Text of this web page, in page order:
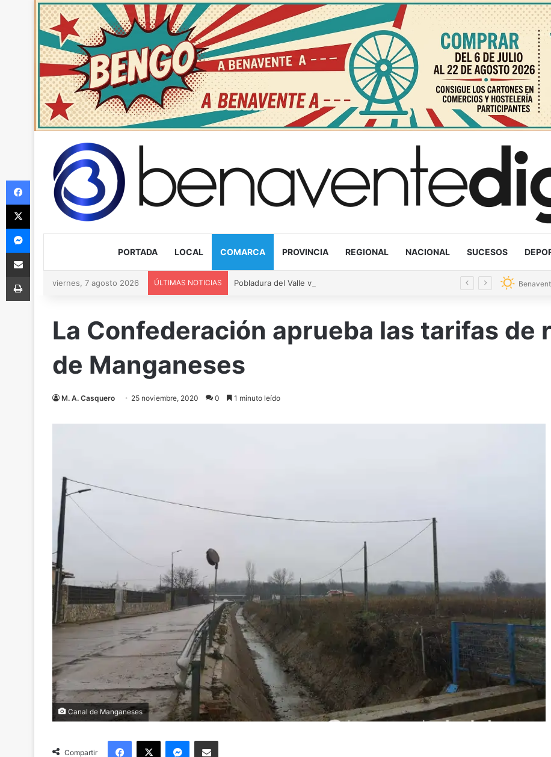
PORTADA LOCAL COMARCA PROVINCIA REGIONAL NACIONAL SUCESOS
viernes, 7 agosto 2026 ÚLTIMAS NOTICIAS
La Confederación aprueba las tarifas de
de Manganeses
M. A. Casquero 25 noviembre, 2020 0 1 minuto leído
Canal de Manganeses
Compartir
Facebook
X Messenger
Compartir via Email
Facebook
X
Messenger
Compartir via Email